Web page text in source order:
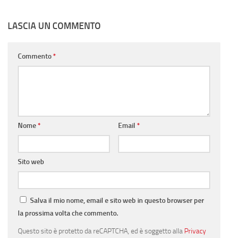
LASCIA UN COMMENTO
Commento*
Nome* Email *
Sito web
Salva il mio nome, email e sito web in questo browser per
la prossima volta che commento.
Questo sito è protetto da reCAPTCHA, ed è soggetto alla Privacy